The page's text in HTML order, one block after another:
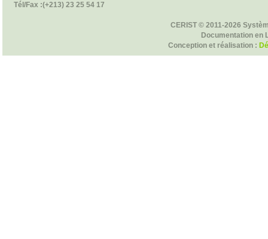
Tél/Fax :(+213) 23 25 54 17
CERIST © 2011-2026
Documentation en
Conception et réalisation :